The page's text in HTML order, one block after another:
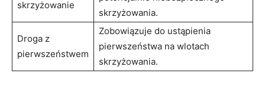
skrzyżowanie
skrzyżowania.
Droga z
pierwszeństwem
Zobowiązuje do ustąpienia
pierwszeństwa na wlotach
skrzyżowania.